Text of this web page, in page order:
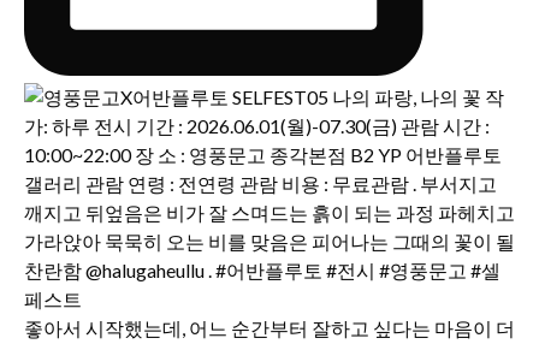
좋아서 시작했는데, 어느 순간부터 잘하고 싶다는 마음이 더